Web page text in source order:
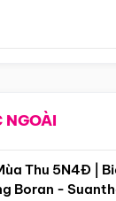
NGOÀI
Thu 5N4Đ |
Boran -